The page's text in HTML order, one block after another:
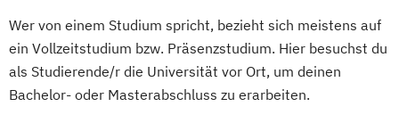
Media Reporter Mediendesigner*in
Medienmanager*in Moderator*in
Moderator*in & Redakteur*in
Wer von einem Studium spricht, bezieht sich meistens auf
ein Vollzeitstudium bzw. Präsenzstudium. Hier besuchst du
als Studierende/r die Universität vor Ort, um deinen
Bachelor- oder Masterabschluss zu erarbeiten.